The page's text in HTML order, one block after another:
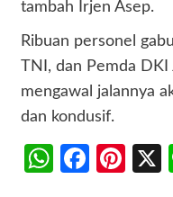
tambah Irjen Asep.
Ribuan personel
TNI, dan Pemda DKI
mengawal jalannya
dan kondusif.